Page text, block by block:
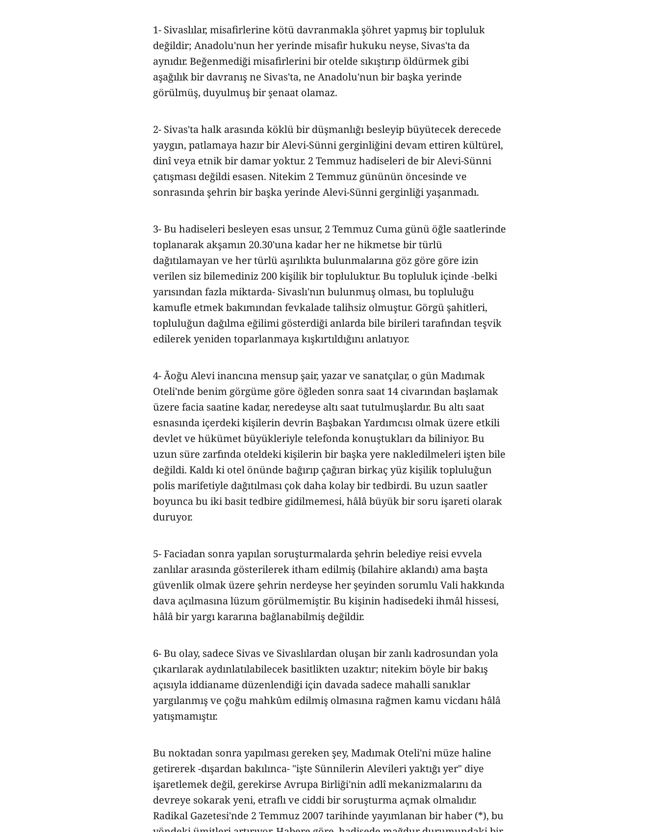
1- Sivaslılar, misafirlerine kötü davranmakla şöhret yapmış bir topluluk
değildir; Anadolu'nun her yerinde misafir hukuku neyse, Sivas'ta da
aynıdır. Beğenmediği misafirlerini bir otelde sıkıştırıp öldürmek gibi
aşağılık bir davranış ne Sivas'ta, ne Anadolu'nun bir başka yerinde
görülmüş, duyulmuş bir şenaat olamaz.
2- Sivas'ta halk arasında köklü bir düşmanlığı besleyip büyütecek derecede
yaygın, patlamaya hazır bir Alevi-Sünni gerginliğini devam ettiren kültürel,
dinî veya etnik bir damar yoktur. 2 Temmuz hadiseleri de bir Alevi-Sünni
çatışması değildi esasen. Nitekim 2 Temmuz gününün öncesinde ve
sonrasında şehrin bir başka yerinde Alevi-Sünni gerginliği yaşanmadı.
3- Bu hadiseleri besleyen esas unsur, 2 Temmuz Cuma günü öğle saatlerinde
toplanarak akşamın 20.30'una kadar her ne hikmetse bir türlü
dağıtılamayan ve her türlü aşırılıkta bulunmalarına göz göre göre izin
verilen siz bilemediniz 200 kişilik bir topluluktur. Bu topluluk içinde -belki
yarısından fazla miktarda- Sivaslı'nın bulunmuş olması, bu topluluğu
kamufle etmek bakımından fevkalade talihsiz olmuştur. Görgü şahitleri,
topluluğun dağılma eğilimi gösterdiği anlarda bile birileri tarafından teşvik
edilerek yeniden toparlanmaya kışkırtıldığını anlatıyor.
4- Ãoğu Alevi inancına mensup şair, yazar ve sanatçılar, o gün Madımak
Oteli'nde benim görgüme göre öğleden sonra saat 14 civarından başlamak
üzere facia saatine kadar, neredeyse altı saat tutulmuşlardır. Bu altı saat
esnasında içerdeki kişilerin devrin Başbakan Yardımcısı olmak üzere etkili
devlet ve hükümet büyükleriyle telefonda konuştukları da biliniyor. Bu
uzun süre zarfında oteldeki kişilerin bir başka yere nakledilmeleri işten bile
değildi. Kaldı ki otel önünde bağırıp çağıran birkaç yüz kişilik topluluğun
polis marifetiyle dağıtılması çok daha kolay bir tedbirdi. Bu uzun saatler
boyunca bu iki basit tedbire gidilmemesi, hâlâ büyük bir soru işareti olarak
duruyor.
5- Faciadan sonra yapılan soruşturmalarda şehrin belediye reisi evvela
zanlılar arasında gösterilerek itham edilmiş (bilahire aklandı) ama başta
güvenlik olmak üzere şehrin nerdeyse her şeyinden sorumlu Vali hakkında
dava açılmasına lüzum görülmemiştir. Bu kişinin hadisedeki ihmâl hissesi,
hâlâ bir yargı kararına bağlanabilmiş değildir.
6- Bu olay, sadece Sivas ve Sivaslılardan oluşan bir zanlı kadrosundan yola
çıkarılarak aydınlatılabilecek basitlikten uzaktır; nitekim böyle bir bakış
açısıyla iddianame düzenlendiği için davada sadece mahalli sanıklar
yargılanmış ve çoğu mahkûm edilmiş olmasına rağmen kamu vicdanı hâlâ
yatışmamıştır.
Bu noktadan sonra yapılması gereken şey, Madımak Oteli'ni müze haline
getirerek -dışardan bakılınca- "işte Sünnilerin Alevileri yaktığı yer" diye
işaretlemek değil, gerekirse Avrupa Birliği'nin adlî mekanizmalarını da
devreye sokarak yeni, etraflı ve ciddi bir soruşturma açmak olmalıdır.
Radikal Gazetesi'nde 2 Temmuz 2007 tarihinde yayımlanan bir haber (*), bu